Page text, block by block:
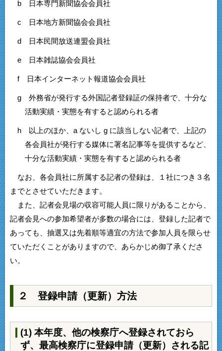
b 日本専門新聞協会会員社
c 日本地方新聞協会会員社
d 日本民間放送連盟会員社
e 日本雑誌協会会員社
f 日本インターネット報道協会会員社
g 外務省が発行する外国記者登録証の保持者で、十分な
活動実績・実態を有すると認められる者
h 以上のほか、a ないし g に該当しない記者で、上記の
各会員社が発行する媒体に署名記事等を提供するなど、
十分な活動実績・実態を有すると認められる者
なお、各会員社に所属する記者の登録は、１社につき３名
までとさせていただきます。
また、記者会見場の収容可能人員に限りがあることから、
記者会見への参加希望者が多数の場合には、登録した記者で
あっても、抽選又は先着順等適宜の方法で参加人員を限らせ
ていただくことがありますので、あらかじめ御了承くださ
い。
２ 登録申請（更新）方法
(1) 本年度、他の検察庁へ登録されておら
ず、最高検察庁に登録申請（更新）される記